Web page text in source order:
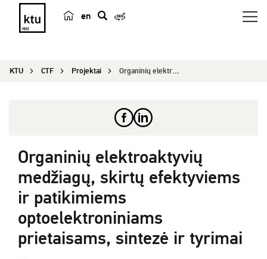
en
e
KTU CTF Projektai Organinių elektroaktyvių medžiagų, skirtų efekty...
Organinių elektroaktyvių
medžiagų, skirtų efektyviems
ir patikimiems
optoelektroniniams
prietaisams, sintezė ir tyrimai